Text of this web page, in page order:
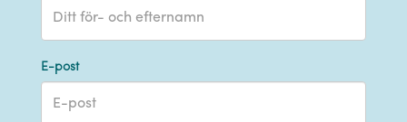
E-post